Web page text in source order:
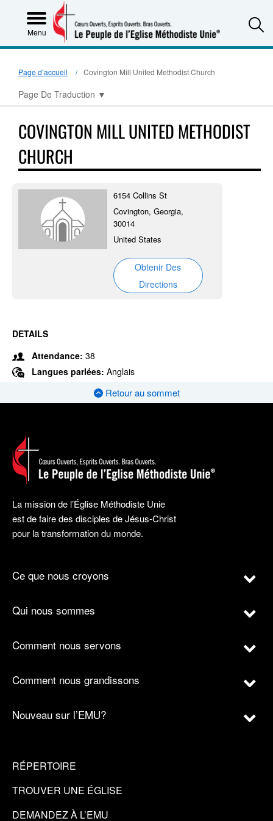
Menu
Page d’accueil Covington Mill United Methodist Church
Page De Traduction ▼
COVINGTON MILL UNITED METHODIST
CHURCH
6154 Collins St
Covington, Georgia,
30014
United States
Obtenir Des
Directions
DETAILS
Attendance: 38
Langues parlées: Anglais
Retour au sommet
La mission de l’Église Méthodiste Unie
est de faire des disciples de Jésus-Christ
pour la transformation du monde.
Ce que nous croyons
Qui nous sommes
Comment nous servons
Comment nous grandissons
Nouveau sur l’EMU?
RÉPERTOIRE
TROUVER UNE ÉGLISE
DEMANDEZ À L’EMU